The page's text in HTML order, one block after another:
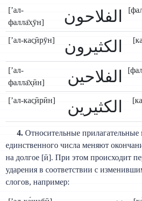
[’ал-
фалла̄х̣ӯн]
الفلاحون
[’ал-кас̱ӣрӯн] الكثيرون
[’ал-
фалла̄х̣ӣн]
الفلاحين
[’ал-кас̱ӣрӣн] الكثيرين
4.Относительные прилагательные
единственного числа меняют
на долгое [ӣ]. При этом происходит
ударения в соответствии с
слогов, например: